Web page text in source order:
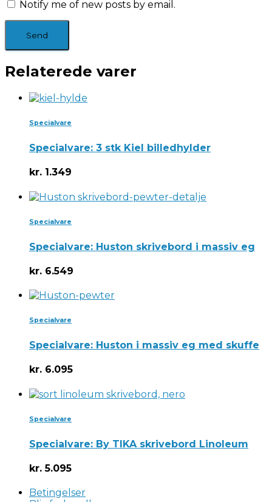
Notify me of new posts by email.
Relaterede varer
Specialvare
Specialvare: 3 stk Kiel billedhylder
kr. 1.349
Specialvare
Specialvare: Huston skrivebord i massiv eg
kr. 6.549
Specialvare
Specialvare: Huston i massiv eg med skuffe
kr. 6.095
Specialvare
Specialvare: By TIKA skrivebord Linoleum
kr. 5.095
Betingelser